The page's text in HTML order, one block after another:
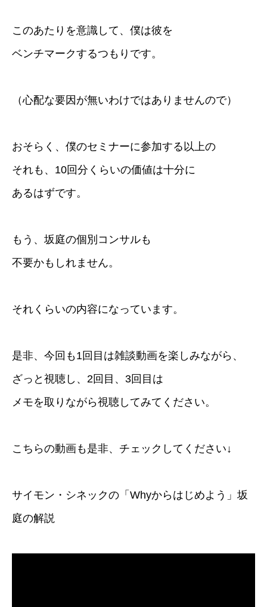
このあたりを意識して、僕は彼を
ベンチマークするつもりです。
（心配な要因が無いわけではありませんので）
おそらく、僕のセミナーに参加する以上の
それも、10回分くらいの価値は十分に
あるはずです。
もう、坂庭の個別コンサルも
不要かもしれません。
それくらいの内容になっています。
是非、今回も1回目は雑談動画を楽しみながら、
ざっと視聴し、2回目、3回目は
メモを取りながら視聴してみてください。
こちらの動画も是非、チェックしてください↓
サイモン・シネックの「Whyからはじめよう」坂
庭の解説